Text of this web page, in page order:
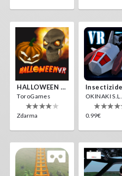
HALLOWEEN VR
ToroGames
Zdarma
OKINAKI S.L.
0.99€